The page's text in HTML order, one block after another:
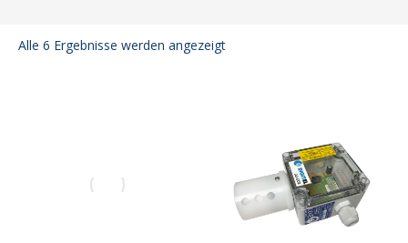
Alle 6 Ergebnisse werden angezeigt